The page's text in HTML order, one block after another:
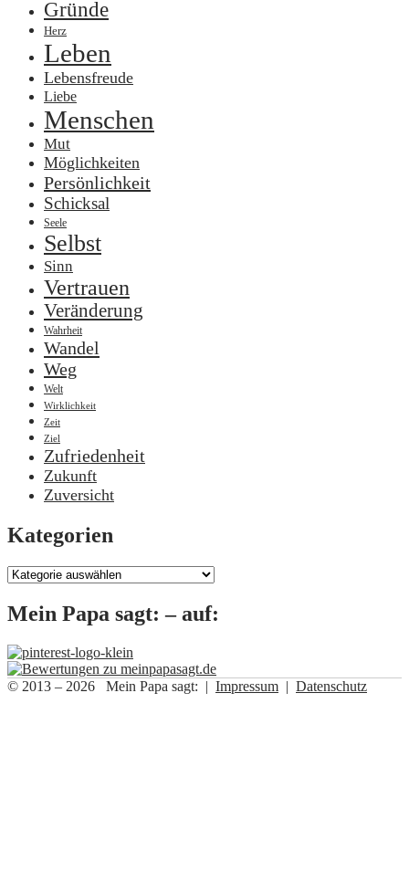
Gründe
Herz
Leben
Lebensfreude
Liebe
Menschen
Mut
Möglichkeiten
Persönlichkeit
Schicksal
Seele
Selbst
Sinn
Vertrauen
Veränderung
Wahrheit
Wandel
Weg
Welt
Wirklichkeit
Zeit
Ziel
Zufriedenheit
Zukunft
Zuversicht
Kategorien
Kategorien
Mein Papa sagt: – auf:
© 2013 – 2026 Mein Papa sagt: | Impressum | Datenschutz